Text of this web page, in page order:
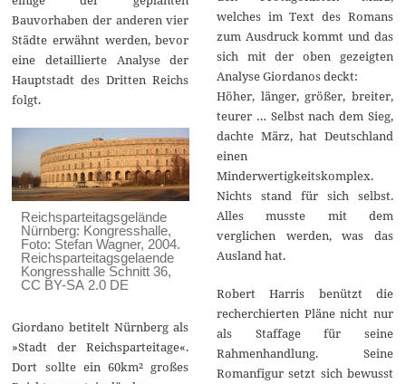
Bauvorhaben der anderen vier
Städte erwähnt werden, bevor
eine detaillierte Analyse der
Hauptstadt des Dritten Reichs
folgt.
Reichsparteitagsgelände
Nürnberg: Kongresshalle,
Foto: Stefan Wagner, 2004.
Reichsparteitagsgelaende
Kongresshalle Schnitt 36,
CC BY-SA 2.0 DE
Giordano betitelt Nürnberg als
»Stadt der Reichsparteitage«.
Dort sollte ein 60km² großes
welches im Text des Romans
zum Ausdruck kommt und das
sich mit der oben gezeigten
Analyse Giordanos deckt:
Höher, länger, größer, breiter,
teurer … Selbst nach dem Sieg,
dachte März, hat Deutschland
einen
Minderwertigkeitskomplex.
Nichts stand für sich selbst.
Alles musste mit dem
verglichen werden, was das
Ausland hat.
Robert Harris benützt die
recherchierten Pläne nicht nur
als Staffage für seine
Rahmenhandlung. Seine
Romanfigur setzt sich bewusst